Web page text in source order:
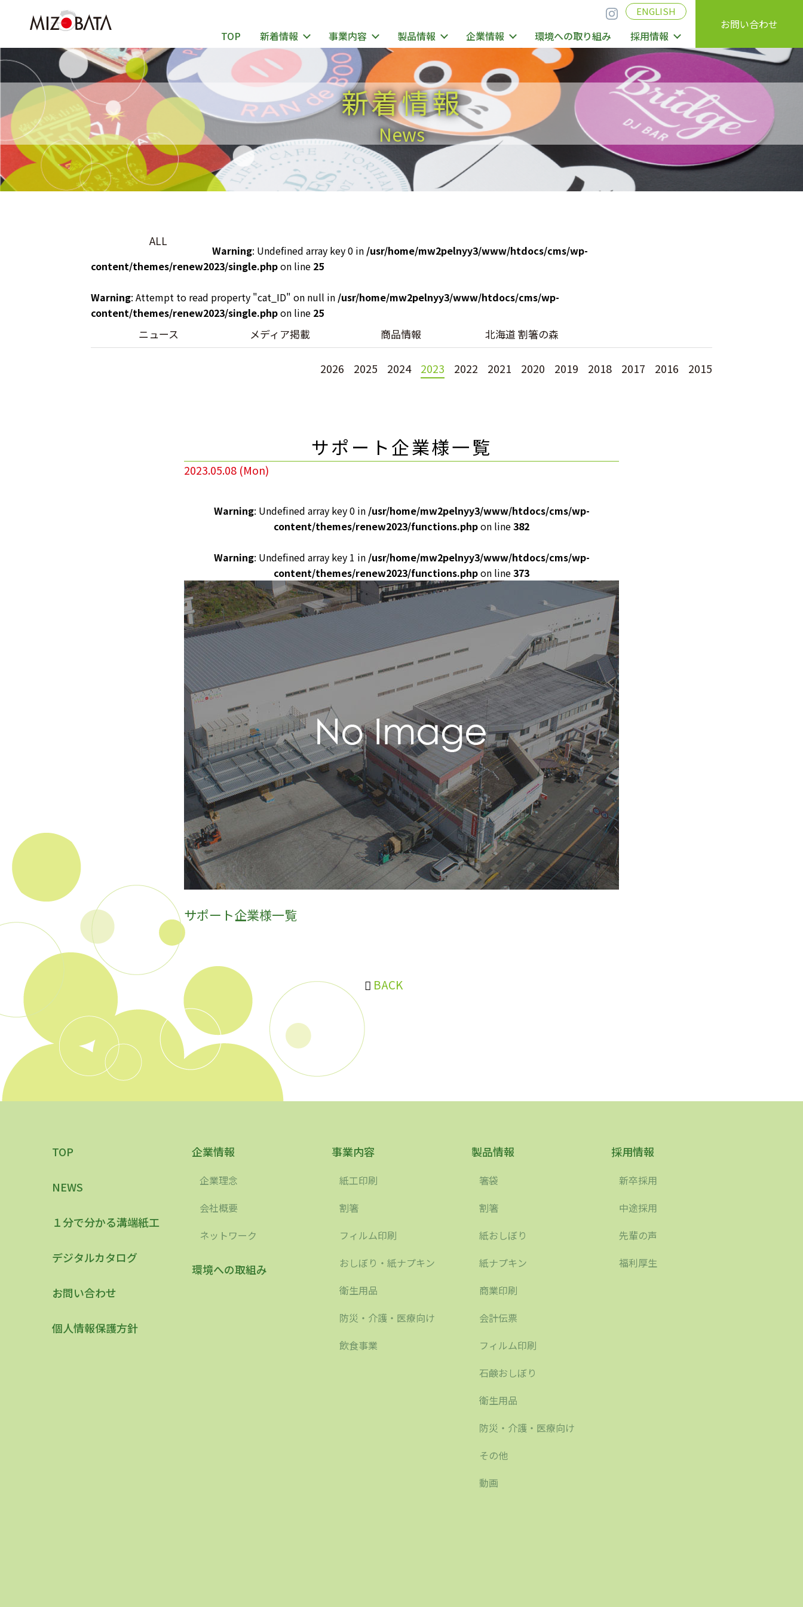
ENGLISH
TOP 新着情報 事業内容 製品情報 企業情報 環境への取り組み 採用情報
お問い合わせ
新着情報
News
ALL
Warning: Undefined array key 0 in /usr/home/mw2pelnyy3/www/htdocs/cms/wp-
content/themes/renew2023/single.phpon line 25
Warning: Attempt to read property "cat_ID" on null in /usr/home/mw2pelnyy3/www/htdocs/cms/wp-
content/themes/renew2023/single.phpon line 25
ニュース メディア掲載 商品情報 北海道 割箸の森
2026 2025 2024 2023 2022 2021 2020 2019 2018 2017 2016 2015
サポート企業様一覧
2023.05.08 (Mon)
Warning: Undefined array key 0 in /usr/home/mw2pelnyy3/www/htdocs/cms/wp-
content/themes/renew2023/functions.phpon line382
Warning: Undefined array key 1 in /usr/home/mw2pelnyy3/www/htdocs/cms/wp-
content/themes/renew2023/functions.phpon line373
サポート企業様一覧
BACK
TOP
NEWS
１分で分かる溝端紙工
デジタルカタログ
お問い合わせ
個人情報保護方針
企業情報
企業理念
会社概要
ネットワーク
環境への取組み
事業内容
紙工印刷
割箸
フィルム印刷
おしぼり・紙ナプキン
衛生用品
防災・介護・医療向け
飲食事業
製品情報
箸袋
割箸
紙おしぼり
紙ナプキン
商業印刷
会計伝票
フィルム印刷
石鹸おしぼり
衛生用品
防災・介護・医療向け
その他
動画
採用情報
新卒採用
中途採用
先輩の声
福利厚生